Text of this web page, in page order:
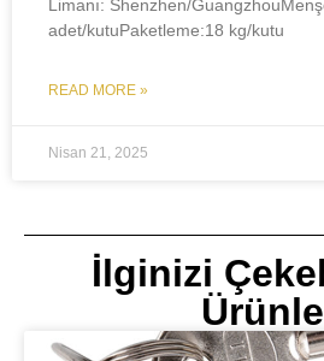
Limanı: Shenzhen/
adet/kutuPaketleme:18 kg/kutu
READ MORE »
Nisan 21, 2025
İlginizi